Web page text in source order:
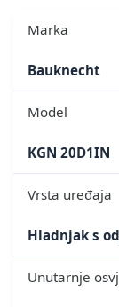
Marka
Bauknecht
Model
KGN 20D1IN
Vrsta uređaja
Hladnjak s
Unutarnje